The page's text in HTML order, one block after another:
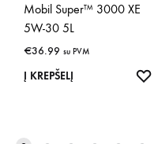
Mobil Super™ 3000 XE
5W-30 5L
€36.99 su PVM
Į KREPŠELĮ